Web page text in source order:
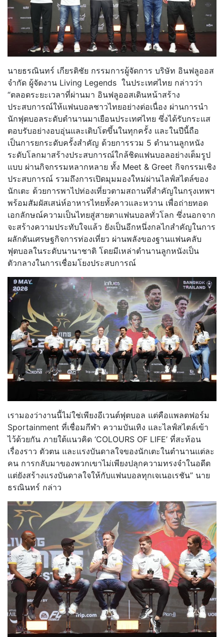
นายธรณินทร์ เกียรติชัย กรรมการผู้จัดการ บริษัท อินฟลูออส
จำกัด ผู้จัดงาน Living Legends ในประเทศไทย กล่าวว่า
“ตลอดระยะเวลาที่ผ่านมา อินฟลูออสเดินหน้าสร้าง
ประสบการณ์ให้แฟนบอลชาวไทยอย่างต่อเนื่อง ผ่านการนำ
นักฟุตบอลระดับตำนานมาเยือนประเทศไทย ซึ่งได้รับกระแส
ตอบรับอย่างอบอุ่นและเติบโตขึ้นในทุกครั้ง และในปีนี้ถือ
เป็นการยกระดับครั้งสำคัญ ด้วยการรวม 5 ตำนานลูกหนัง
ระดับโลกมาสร้างประสบการณ์ใกล้ชิดแฟนบอลอย่างเต็มรูป
แบบ ผ่านกิจกรรมหลากหลาย ทั้ง Meet & Greet กิจกรรมเชิง
ประสบการณ์ รวมถึงการเปิดมุมมองใหม่ผ่านไลฟ์สไตล์ของ
นักเตะ ด้วยการพาไปท่องเที่ยวตามสถานที่สำคัญในกรุงเทพฯ
พร้อมสัมผัสเสน่ห์อาหารไทยทั้งคาวและหวาน เพื่อถ่ายทอด
เอกลักษณ์ความเป็นไทยสู่สายตาแฟนบอลทั่วโลก ซึ่งนอกจาก
จะสร้างความประทับใจแล้ว ยังเป็นอีกหนึ่งกลไกสำคัญในการ
ผลักดันเศรษฐกิจการท่องเที่ยว ผ่านพลังของฐานแฟนคลับ
ฟุตบอลในระดับนานาชาติ โดยมีเหล่าตำนานลูกหนังเป็น
ตัวกลางในการเชื่อมโยงประสบการณ์
เรามองว่างานนี้ไม่ใช่เพียงอีเวนต์ฟุตบอล แต่คือแพลตฟอร์ม
Sportainment ที่เชื่อมกีฬา ความบันเทิง และไลฟ์สไตล์เข้า
ไว้ด้วยกัน ภายใต้แนวคิด ‘COLOURS OF LIFE’ ที่สะท้อน
เรื่องราว ตัวตน และแรงบันดาลใจของนักเตะในตำนานแต่ละ
คน การกลับมาของพวกเขาไม่เพียงปลุกความทรงจำในอดีต
แต่ยังสร้างแรงบันดาลใจให้กับแฟนบอลทุกเจเนอเรชัน” นาย
ธรณินทร์ กล่าว